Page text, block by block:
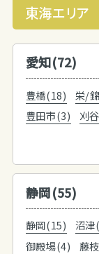
東海エリア
愛知(72)
豊橋(18) 栄/
豊田市(3)
刈
静岡(55)
静岡(15) 沼
御殿場(4)
藤